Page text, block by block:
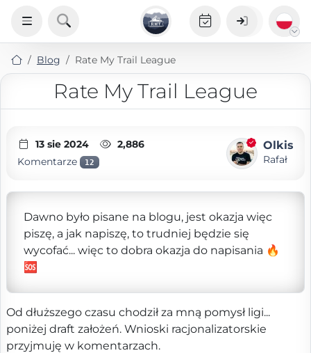
Blog Rate My Trail League
Rate My Trail League
13 sie 2024
2,886
Komentarze
12
Olkis
Rafał
Dawno było pisane na blogu, jest okazja więc
piszę, a jak napiszę, to trudniej będzie się
wycofać... więc to dobra okazja do napisania 🔥
🆘
Od dłuższego czasu chodził za mną pomysł ligi...
poniżej draft założeń. Wnioski racjonalizatorskie
przyjmuję w komentarzach.